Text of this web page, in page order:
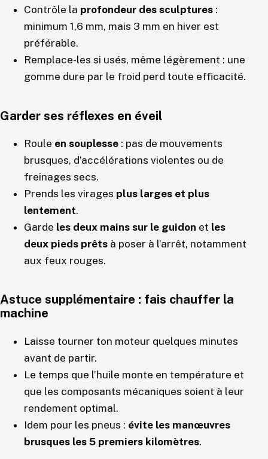
Contrôle la profondeur des sculptures :
minimum 1,6 mm, mais 3 mm en hiver est
préférable.
Remplace-les si usés, même légèrement : une
gomme dure par le froid perd toute efficacité.
Garder ses réflexes en éveil
Roule en souplesse : pas de mouvements
brusques, d’accélérations violentes ou de
freinages secs.
Prends les virages plus larges et plus
lentement.
Garde les deux mains sur le guidon et les
deux pieds prêts à poser à l’arrêt, notamment
aux feux rouges.
Astuce supplémentaire : fais chauffer la
machine
Laisse tourner ton moteur quelques minutes
avant de partir.
Le temps que l’huile monte en température et
que les composants mécaniques soient à leur
rendement optimal.
Idem pour les pneus : évite les manœuvres
brusques les 5 premiers kilomètres.